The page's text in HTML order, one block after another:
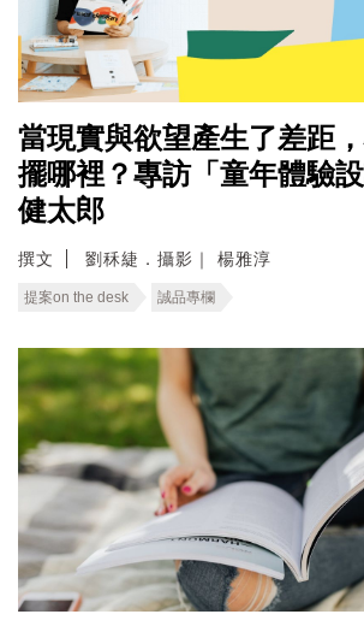
當現實與欲望產生了差距
擺哪裡？專訪「童年體驗
健太郎
撰文 劉秝緁．攝影｜ 楊雅淳
提案on the desk 誠品專欄